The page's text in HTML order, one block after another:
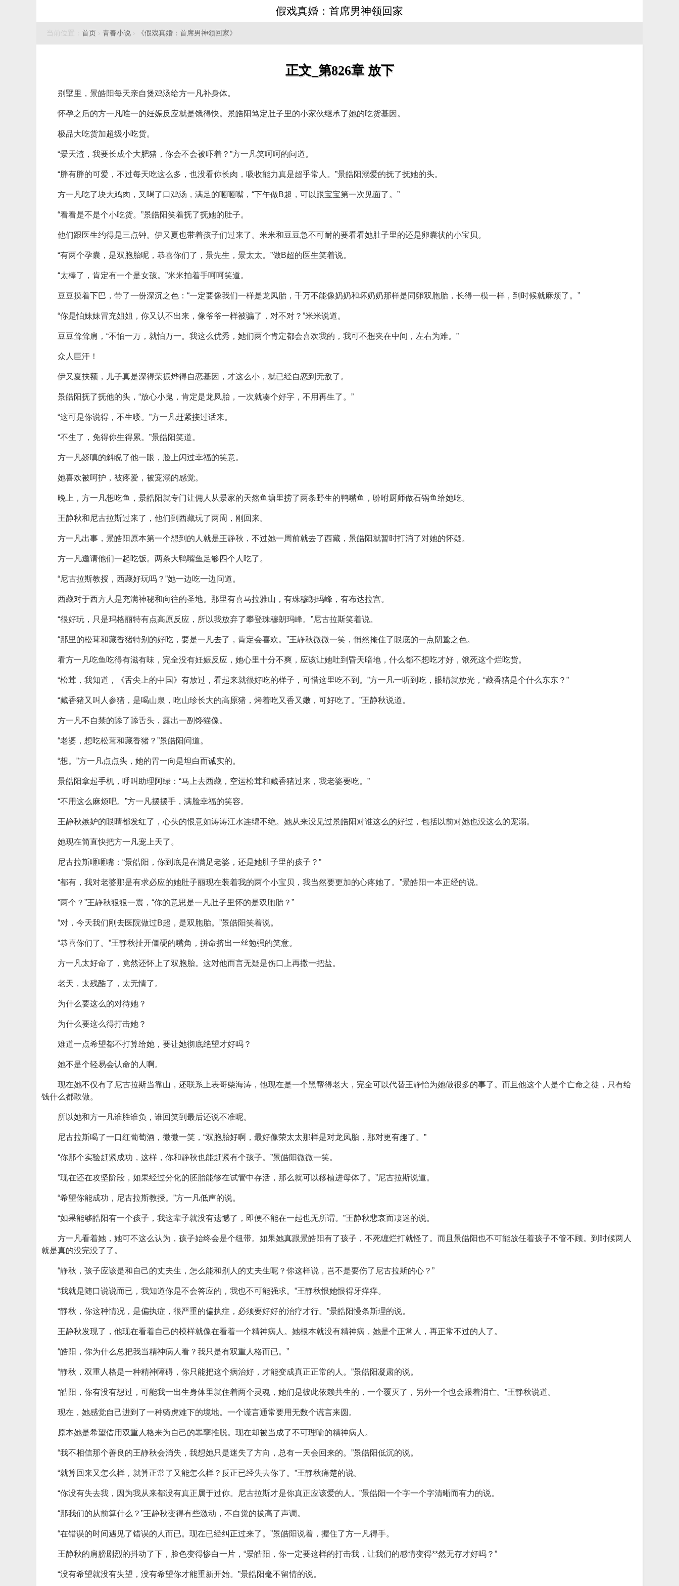
假戏真婚：首席男神领回家
当前位置： 首页 › 青春小说 › 《假戏真婚：首席男神领回家》
正文_第826章 放下
别墅里，景皓阳每天亲自煲鸡汤给方一凡补身体。
怀孕之后的方一凡唯一的妊娠反应就是饿得快。景皓阳笃定肚子里的小家伙继承了她的吃货基因。
极品大吃货加超级小吃货。
“景天渣，我要长成个大肥猪，你会不会被吓着？”方一凡笑呵呵的问道。
“胖有胖的可爱，不过每天吃这么多，也没看你长肉，吸收能力真是超乎常人。”景皓阳溺爱的抚了抚她的头。
方一凡吃了块大鸡肉，又喝了口鸡汤，满足的咂咂嘴，“下午做B超，可以跟宝宝第一次见面了。”
“看看是不是个小吃货。”景皓阳笑着抚了抚她的肚子。
他们跟医生约得是三点钟。伊又夏也带着孩子们过来了。米米和豆豆急不可耐的要看看她肚子里的还是卵囊状的小宝贝。
“有两个孕囊，是双胞胎呢，恭喜你们了，景先生，景太太。”做B超的医生笑着说。
“太棒了，肯定有一个是女孩。”米米拍着手呵呵笑道。
豆豆摸着下巴，带了一份深沉之色：“一定要像我们一样是龙凤胎，千万不能像奶奶和坏奶奶那样是同卵双胞胎，长得一模一样，到时候就麻烦了。”
“你是怕妹妹冒充姐姐，你又认不出来，像爷爷一样被骗了，对不对？”米米说道。
豆豆耸耸肩，“不怕一万，就怕万一。我这么优秀，她们两个肯定都会喜欢我的，我可不想夹在中间，左右为难。”
众人巨汗！
伊又夏扶额，儿子真是深得荣振烨得自恋基因，才这么小，就已经自恋到无敌了。
景皓阳抚了抚他的头，“放心小鬼，肯定是龙凤胎，一次就凑个好字，不用再生了。”
“这可是你说得，不生喽。”方一凡赶紧接过话来。
“不生了，免得你生得累。”景皓阳笑道。
方一凡娇嗔的斜睨了他一眼，脸上闪过幸福的笑意。
她喜欢被呵护，被疼爱，被宠溺的感觉。
晚上，方一凡想吃鱼，景皓阳就专门让佣人从景家的天然鱼塘里捞了两条野生的鸭嘴鱼，吩咐厨师做石锅鱼给她吃。
王静秋和尼古拉斯过来了，他们到西藏玩了两周，刚回来。
方一凡出事，景皓阳原本第一个想到的人就是王静秋，不过她一周前就去了西藏，景皓阳就暂时打消了对她的怀疑。
方一凡邀请他们一起吃饭。两条大鸭嘴鱼足够四个人吃了。
“尼古拉斯教授，西藏好玩吗？”她一边吃一边问道。
西藏对于西方人是充满神秘和向往的圣地。那里有喜马拉雅山，有珠穆朗玛峰，有布达拉宫。
“很好玩，只是玛格丽特有点高原反应，所以我放弃了攀登珠穆朗玛峰。”尼古拉斯笑着说。
“那里的松茸和藏香猪特别的好吃，要是一凡去了，肯定会喜欢。”王静秋微微一笑，悄然掩住了眼底的一点阴鸷之色。
看方一凡吃鱼吃得有滋有味，完全没有妊娠反应，她心里十分不爽，应该让她吐到昏天暗地，什么都不想吃才好，饿死这个烂吃货。
“松茸，我知道，《舌尖上的中国》有放过，看起来就很好吃的样子，可惜这里吃不到。”方一凡一听到吃，眼睛就放光，“藏香猪是个什么东东？”
“藏香猪又叫人参猪，是喝山泉，吃山珍长大的高原猪，烤着吃又香又嫩，可好吃了。”王静秋说道。
方一凡不自禁的舔了舔舌头，露出一副馋猫像。
“老婆，想吃松茸和藏香猪？”景皓阳问道。
“想。”方一凡点点头，她的胃一向是坦白而诚实的。
景皓阳拿起手机，呼叫助理阿绿：“马上去西藏，空运松茸和藏香猪过来，我老婆要吃。”
“不用这么麻烦吧。”方一凡摆摆手，满脸幸福的笑容。
王静秋嫉妒的眼睛都发红了，心头的恨意如涛涛江水连绵不绝。她从来没见过景皓阳对谁这么的好过，包括以前对她也没这么的宠溺。
她现在简直快把方一凡宠上天了。
尼古拉斯咂咂嘴：“景皓阳，你到底是在满足老婆，还是她肚子里的孩子？”
“都有，我对老婆那是有求必应的她肚子丽现在装着我的两个小宝贝，我当然要更加的心疼她了。”景皓阳一本正经的说。
“两个？”王静秋狠狠一震，“你的意思是一凡肚子里怀的是双胞胎？”
“对，今天我们刚去医院做过B超，是双胞胎。”景皓阳笑着说。
“恭喜你们了。”王静秋扯开僵硬的嘴角，拼命挤出一丝勉强的笑意。
方一凡太好命了，竟然还怀上了双胞胎。这对他而言无疑是伤口上再撒一把盐。
老天，太残酷了，太无情了。
为什么要这么的对待她？
为什么要这么得打击她？
难道一点希望都不打算给她，要让她彻底绝望才好吗？
她不是个轻易会认命的人啊。
现在她不仅有了尼古拉斯当靠山，还联系上表哥柴海涛，他现在是一个黑帮得老大，完全可以代替王静怡为她做很多的事了。而且他这个人是个亡命之徒，只有给
钱什么都敢做。
所以她和方一凡谁胜谁负，谁回笑到最后还说不准呢。
尼古拉斯喝了一口红葡萄酒，微微一笑，“双胞胎好啊，最好像荣太太那样是对龙凤胎，那对更有趣了。”
“你那个实验赶紧成功，这样，你和静秋也能赶紧有个孩子。”景皓阳微微一笑。
“现在还在攻坚阶段，如果经过分化的胚胎能够在试管中存活，那么就可以移植进母体了。”尼古拉斯说道。
“希望你能成功，尼古拉斯教授。”方一凡低声的说。
“如果能够皓阳有一个孩子，我这辈子就没有遗憾了，即便不能在一起也无所谓。”王静秋悲哀而凄迷的说。
方一凡看着她，她可不这么认为，孩子始终会是个纽带。如果她真跟景皓阳有了孩子，不死缠烂打就怪了。而且景皓阳也不可能放任着孩子不管不顾。到时候两人
就是真的没完没了了。
“静秋，孩子应该是和自己的丈夫生，怎么能和别人的丈夫生呢？你这样说，岂不是要伤了尼古拉斯的心？”
“我就是随口说说而已，我知道你是不会答应的，我也不可能强求。”王静秋恨她恨得牙痒痒。
“静秋，你这种情况，是偏执症，很严重的偏执症，必须要好好的治疗才行。”景皓阳慢条斯理的说。
王静秋发现了，他现在看着自己的模样就像在看着一个精神病人。她根本就没有精神病，她是个正常人，再正常不过的人了。
“皓阳，你为什么总把我当精神病人看？我只是有双重人格而已。”
“静秋，双重人格是一种精神障碍，你只能把这个病治好，才能变成真正正常的人。”景皓阳凝肃的说。
“皓阳，你有没有想过，可能我一出生身体里就住着两个灵魂，她们是彼此依赖共生的，一个覆灭了，另外一个也会跟着消亡。”王静秋说道。
现在，她感觉自己进到了一种骑虎难下的境地。一个谎言通常要用无数个谎言来圆。
原本她是希望借用双重人格来为自己的罪孽推脱。现在却被当成了不可理喻的精神病人。
“我不相信那个善良的王静秋会消失，我想她只是迷失了方向，总有一天会回来的。”景皓阳低沉的说。
“就算回来又怎么样，就算正常了又能怎么样？反正已经失去你了。”王静秋痛楚的说。
“你没有失去我，因为我从来都没有真正属于过你。尼古拉斯才是你真正应该爱的人。”景皓阳一个字一个字清晰而有力的说。
“那我们的从前算什么？”王静秋变得有些激动，不自觉的拔高了声调。
“在错误的时间遇见了错误的人而已。现在已经纠正过来了。”景皓阳说着，握住了方一凡得手。
王静秋的肩膀剧烈的抖动了下，脸色变得惨白一片，“景皓阳，你一定要这样的打击我，让我们的感情变得**然无存才好吗？”
“没有希望就没有失望，没有希望你才能重新开始。”景皓阳毫不留情的说。